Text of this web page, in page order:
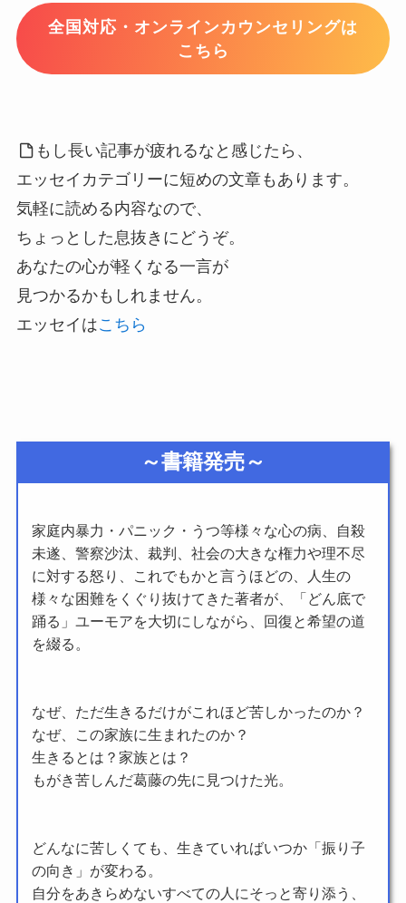
全国対応・オンラインカウンセリングは
こちら
もし長い記事が疲れるなと感じたら、
エッセイカテゴリーに短めの文章もあります。
気軽に読める内容なので、
ちょっとした息抜きにどうぞ。
あなたの心が軽くなる一言が
見つかるかもしれません。
エッセイはこちら
～書籍発売～
家庭内暴力・パニック・うつ等様々な心の病、自殺
未遂、警察沙汰、裁判、社会の大きな権力や理不尽
に対する怒り、これでもかと言うほどの、人生の
様々な困難をくぐり抜けてきた著者が、「どん底で
踊る」ユーモアを大切にしながら、回復と希望の道
を綴る。
なぜ、ただ生きるだけがこれほど苦しかったのか？
なぜ、この家族に生まれたのか？
生きるとは？家族とは？
もがき苦しんだ葛藤の先に見つけた光。
どんなに苦しくても、生きていればいつか「振り子
の向き」が変わる。
自分をあきらめないすべての人にそっと寄り添う、